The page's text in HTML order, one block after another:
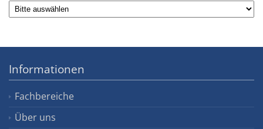
Informationen
Fachbereiche
Über uns